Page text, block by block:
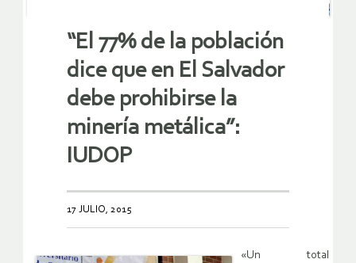
“El 77% de la población
dice que en El Salvador
debe prohibirse la
minería metálica”:
IUDOP
17 JULIO, 2015
«Un total